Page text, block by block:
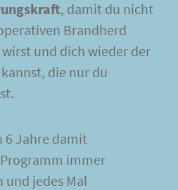
, damit du nicht
Brandherd
und dich wieder der
die nur du
6 Jahre damit
immer
jedes Mal